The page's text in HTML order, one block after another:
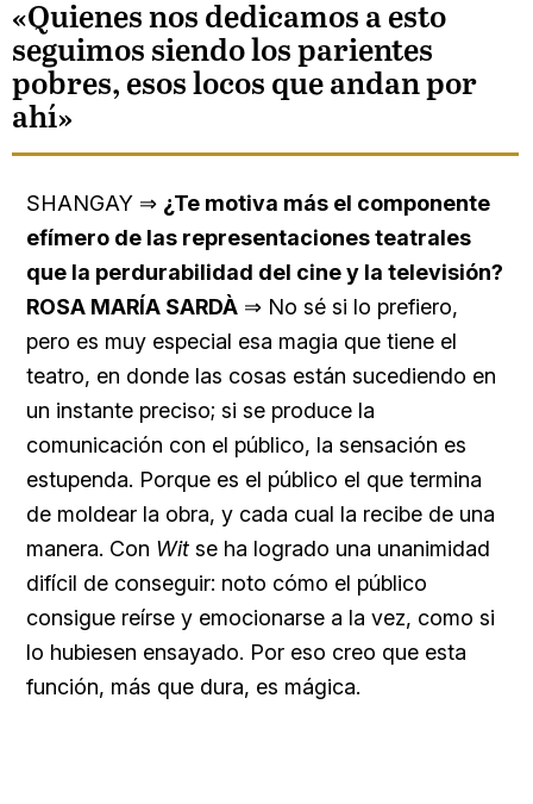
«Quienes nos dedicamos a esto
seguimos siendo los parientes
pobres, esos locos que andan por
ahí»
SHANGAY ⇒ ¿Te motiva más el componente
efímero de las representaciones teatrales
que la perdurabilidad del cine y la televisión?
ROSA MARÍA SARDÀ ⇒ No sé si lo prefiero,
pero es muy especial esa magia que tiene el
teatro, en donde las cosas están sucediendo en
un instante preciso; si se produce la
comunicación con el público, la sensación es
estupenda. Porque es el público el que termina
de moldear la obra, y cada cual la recibe de una
manera. Con Wit se ha logrado una unanimidad
difícil de conseguir: noto cómo el público
consigue reírse y emocionarse a la vez, como si
lo hubiesen ensayado. Por eso creo que esta
función, más que dura, es mágica.